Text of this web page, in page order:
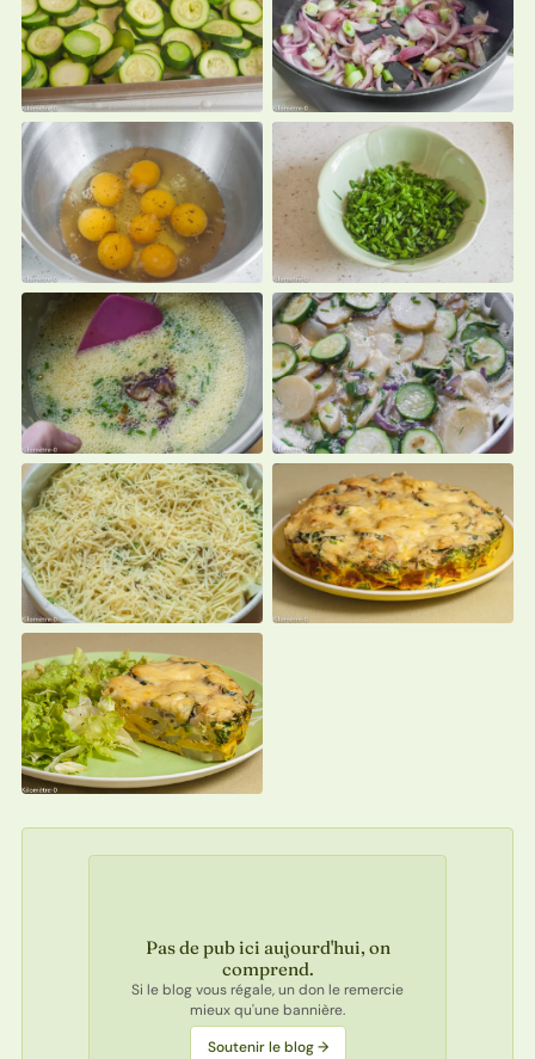
Pas de pub ici aujourd'hui, on
comprend.
Si le blog vous régale, un don le remercie
mieux qu'une bannière.
Soutenir le blog →